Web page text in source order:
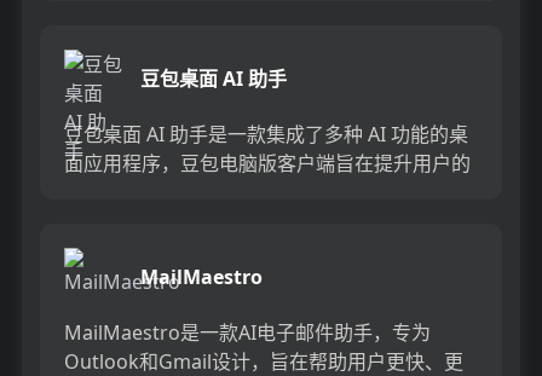
豆包桌面 AI 助手
豆包桌面 AI 助手是一款集成了多种 AI 功能的桌
面应用程序，豆包电脑版客户端旨在提升用户的
MailMaestro
MailMaestro是一款AI电子邮件助手，专为
Outlook和Gmail设计，旨在帮助用户更快、更